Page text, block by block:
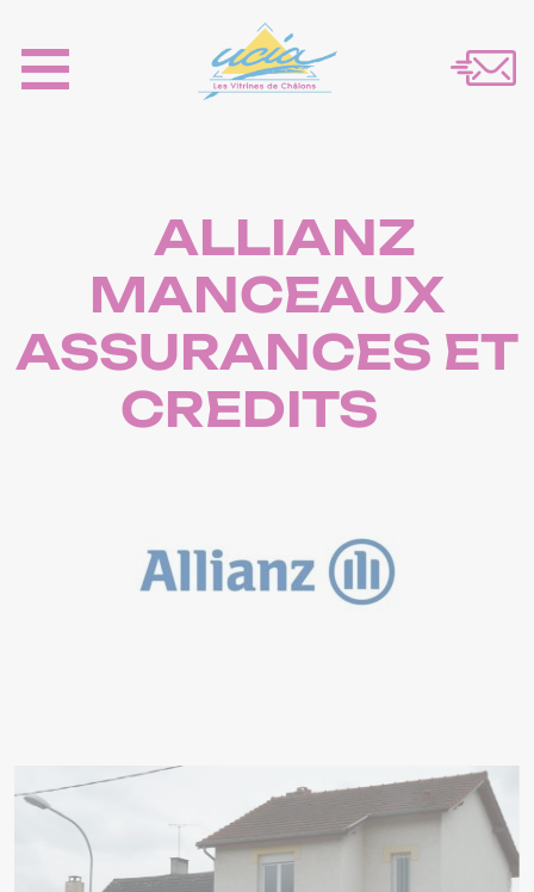
ALLIANZ
MANCEAUX
ASSURANCES ET
CREDITS